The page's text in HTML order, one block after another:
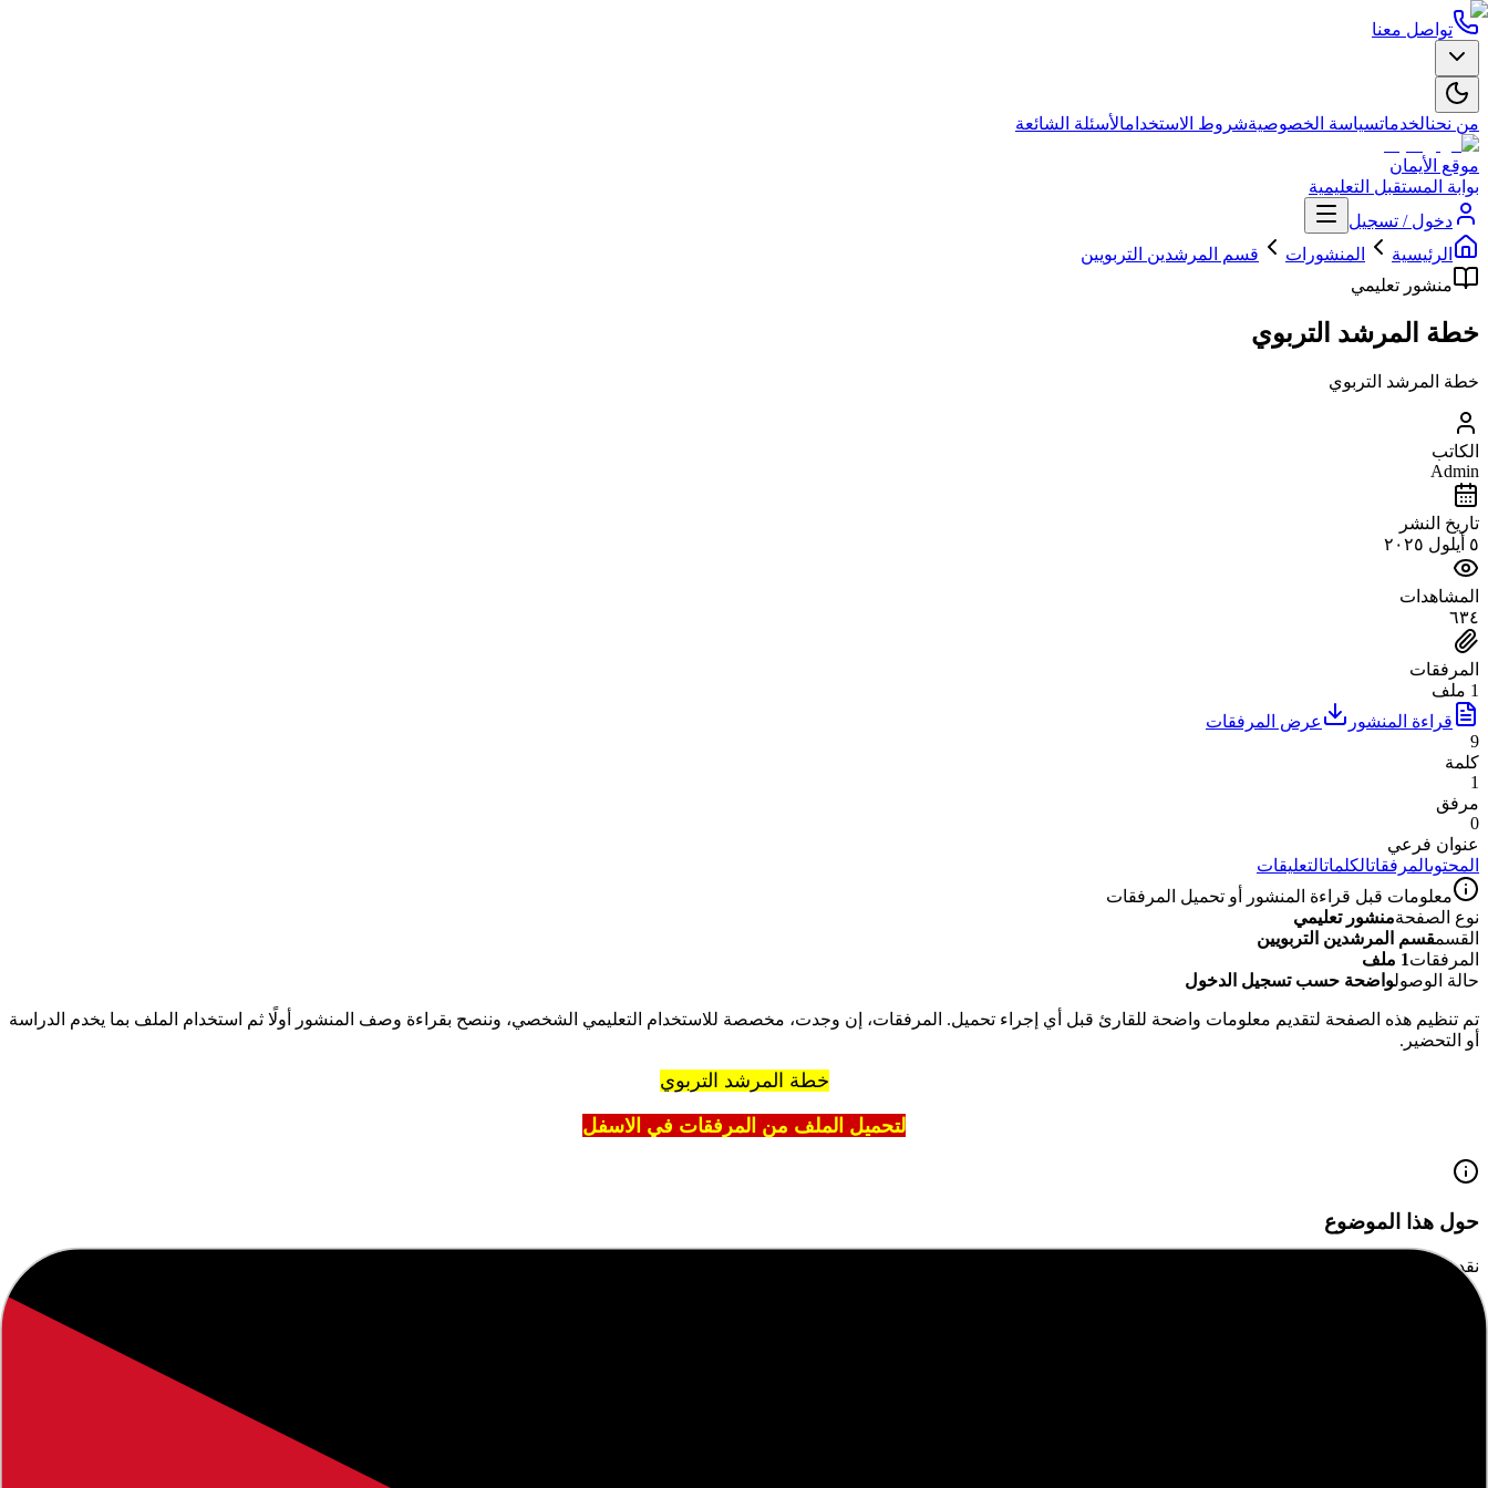
تواصل معنا
من نحنالخدماتسياسة الخصوصيةشروط الاستخدامالأسئلة الشائعة
موقع الأيمان
بوابة المستقبل التعليمية
دخول / تسجيل
الرئيسية
المنشورات
قسم المرشدين التربويين
منشور تعليمي
خطة المرشد التربوي
خطة المرشد التربوي
الكاتب
Admin
تاريخ النشر
٥ أيلول ٢٠٢٥
المشاهدات
٦٣٤
المرفقات
1 ملف
قراءة المنشور
عرض المرفقات
9
كلمة
1
مرفق
0
عنوان فرعي
المحتوىالمرفقاتالكلماتالتعليقات
معلومات قبل قراءة المنشور أو تحميل المرفقات
نوع الصفحةمنشور تعليمي
القسمقسم المرشدين التربويين
المرفقات1 ملف
حالة الوصولواضحة حسب تسجيل الدخول
تم تنظيم هذه الصفحة لتقديم معلومات واضحة للقارئ قبل أي إجراء تحميل. المرفقات، إن وجدت، مخصصة للاستخدام التعليمي الشخصي، وننصح بقراءة وصف المنشور أولًا ثم استخدام الملف بما يخدم الدراسة
أو التحضير.
خطة المرشد التربوي
لتحميل الملف من المرفقات في الاسفل
حول هذا الموضوع
نقدم لكم في هذا المقال
يهدف هذا المقال إلى تقديم معلومات قيمة ومفيدة للقراء، مع التركيز على توفير محتوى واضح وسهل الفهم. نحرص على تغطية المواضيع المهمة التي تهم المجتمع التعليمي والطلاب وأولياء الأمور.
من خلال قراءة هذا المقال، ستتمكن من الحصول على فهم أفضل للموضوع المطروح والبقاء على اطلاع دائم بآخر التطورات والأخبار. نسعى لتوفير محتوى يساعدك في اتخاذ قرارات مستنيرة.